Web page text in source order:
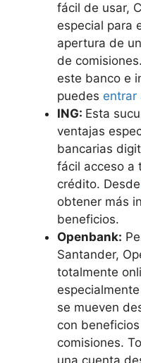
fácil de usar,
especial para
apertura de
de
este banco e
puedes entrar
ING: Esta
ventajas
bancarias
fácil acceso a
crédito. Desde
obtener más
beneficios.
Openbank:
Santander,
totalmente
se mueven
con
comisiones.